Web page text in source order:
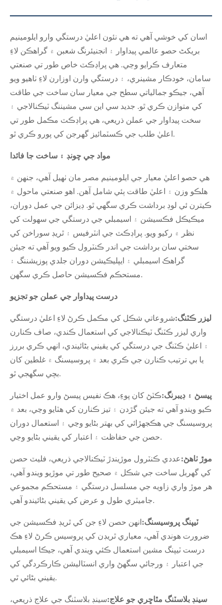
اسان کي خوشي آهي ته هي نئون اعليٰ درستگي وارو ايلومينيم
بریکٹ حصو عالمي پيداوار ۽ انجنيئرنگ شعبن ۾ گراهڪن لاءِ
متعارف ڪرايو وڃي. هي پراڊڪٽ خاص طور تي صنعتي
سامان، خودڪار مشينري، ۽ درستگي وارن اوزارن لاءِ ٺاهيو ويو
آهي، جيڪو جمالياتي سطح جي معيار سان ساخت جي طاقت
کي متوازن ڪري ٿو. جديد سي اين سي مشيننگ ٽيڪنالاجي ۽
سخت پيداوار جي عملن ذريعي، هي پراڊڪٽ مڪمل طور تي
اعليٰ طلب جي ڪسٽمائيز گهرجن کي پورو ڪري ٿو.
مواد جي چونڊ ۽ ساخت جا فائدا
هي حصو اعليٰ معيار جي ايلومينيم مصر مان ٺهيل آهي، جنهن ۾
هلڪو وزن ۽ اعليٰ طاقت ٻئي شامل آهن. اهو صنعتي ماحول ۾
ڪيترن ئي لوڊ برداشت ڪري سگهي ٿو. ڊيزائن جي عمل دوران،
ميڪيڪل فڪسيشن ۽ اسيمبلي جي درستگي جي سهولت کي
نظر ۾ رکيو ويو. پراڊڪٽ جي انٽرفيس ۽ ٿريڊ سوراخن کي
سختي سان برداشت جي اندر ڪنٽرول ڪيو ويو آهي ته جيئن
گراهڪ اسيمبلي ۽ ايپليڪيشن دوران جلدي پوزيشننگ ۽
مستحڪم فڪسيشن حاصل ڪري سگهن.
درست پيداوار جي عملن جو تجزيو
ليزر ڪٽنگ:شروعاتي شڪل کي مڪمل ڪرڻ لاءِ اعليٰ درستگي
واري ليزر ڪٽنگ ٽيڪنالاجي کي استعمال ڪندي، صاف ڪنارن
۽ اعليٰ ڪٽنگ جي درستگي کي يقيني بڻائيندي، انهي ڪري بررز
يا بي ترتيب ڪنارن جي ڪري بعد ۾ پروسيسنگ ۾ غلطين کان
بچي سگهجي ٿو.
پيسڻ ۽ ڊيبرنگ:ڪٽڻ کان پوءِ، هڪ نفيس پيسڻ وارو عمل اختيار
ڪيو ويندو آهي ته جيئن گڙدن ۽ تيز ڪنارن کي هٽايو وڃي، بعد ۾
پروسيسنگ جي هڪجهڙائي کي بهتر بڻايو وڃي ۽ استعمال دوران
حصن جي حفاظت ۽ اعتبار کي يقيني بڻايو وڃي.
موڙ ٺاهڻ:عددي ڪنٽرول موڙيندڙ ٽيڪنالاجي ذريعي، فليٽ حصن
کي گهربل ساخت جي شڪل ۾ صحيح طور تي موڙيو ويندو آهي،
هر موڙ واري زاويه جي مسلسل درستگي ۽ مستحڪم مجموعي
جاميٽري طول و عرض کي يقيني بڻائيندو آهي.
ٽيپنگ پروسيسنگ: انهن حصن لاءِ جن کي ٿريڊ فڪسيشن جي
ضرورت هوندي آهي، معياري ٿريڊن کي پروسيس ڪرڻ لاءِ هڪ
درست ٽيپنگ مشين استعمال ڪئي ويندي آهي، جيڪا اسيمبلي
جي اعتبار ۽ ورجائي سگهڻ واري انسٽاليشن ڪارڪردگي کي
يقيني بڻائي ٿي.
سينڊ بلاسٽنگ مٿاڇري جو علاج:سينڊ بلاسٽنگ جي علاج ذريعي،